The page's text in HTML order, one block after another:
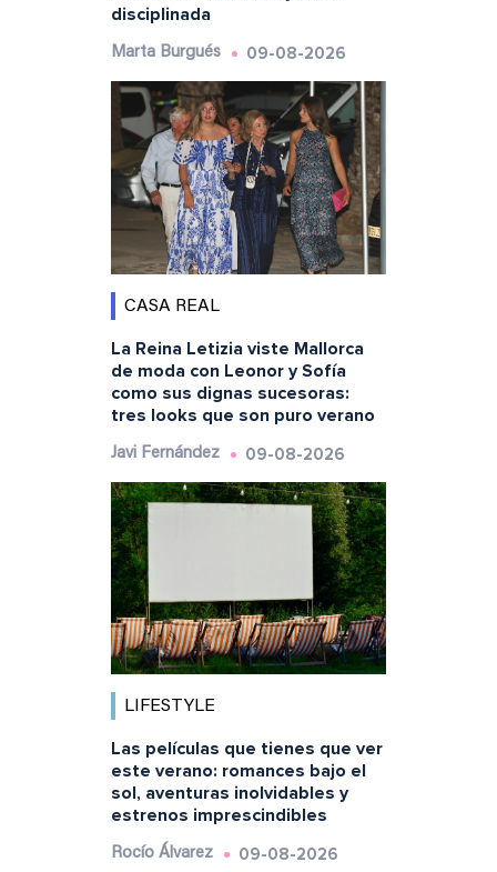
disciplinada
Marta Burgués 09-08-2026
CASA REAL
La Reina Letizia viste Mallorca
de moda con Leonor y Sofía
como sus dignas sucesoras:
tres looks que son puro verano
Javi Fernández 09-08-2026
LIFESTYLE
Las películas que tienes que ver
este verano: romances bajo el
sol, aventuras inolvidables y
estrenos imprescindibles
Rocío Álvarez 09-08-2026